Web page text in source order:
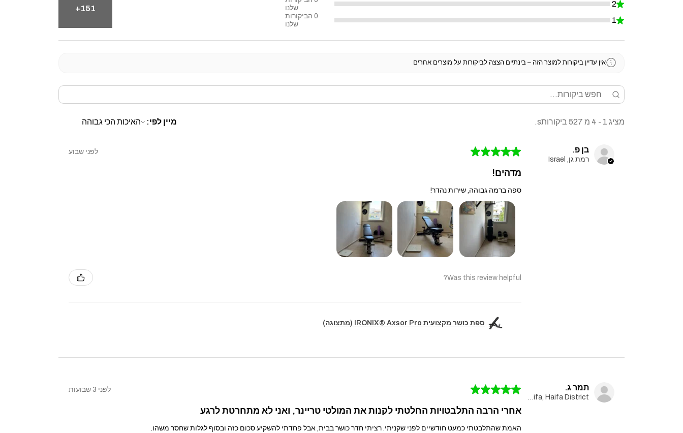
★
2
0%
שלנו
★
1
0%
0 הביקורות
שלנו
151+
אין עדיין ביקורות למוצר הזה – בינתיים הצצה לביקורות על מוצרים אחרים
מציג 1 - 4 מ 527 ביקורותs. מיין לפי:
בן פ.
רמת גן, Israel
★
★
★
★
★ לפני שבוע
מדהים!
ספה ברמה גבוהה, שירות נהדר!
Was this review helpful?
ספת כושר מקצועית IRONIX® Axsor Pro (מתצוגה)
תמר ג.
Haifa, Haifa District
★
★
★
★
★ לפני 3 שבועות
אחרי הרבה התלבטויות החלטתי לקנות את המולטי טריינר, ואני לא מתחרטת לרגע
האמת שהתלבטתי כמעט חודשיים לפני שקניתי. רציתי חדר כושר בבית, אבל פחדתי להשקיע סכום כזה ובסוף לגלות שחסר משהו.